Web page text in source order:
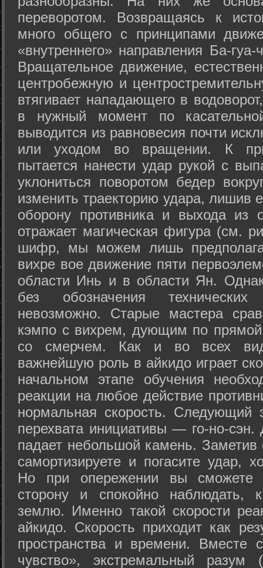
переворотом. Возвращаясь к
много общего с принципами
«внутреннего» направления Ба-
Вращательное движение,
центробежную и
втягивает нападающего в
в нужный момент по
выводится из равновесия почти
или уходом во вращении. К
пытается нанести удар рукой с
уклониться поворотом бедер
изменить траекторию удара, лишив
оборону противника и выхода из
отражает магическая фигура (см.
шифр, мы можем лишь
вихре вое движение пяти
области Инь и в области Ян.
без обозначения
невозможно. Старые мастера
кэмпо с вихрем, дующим по
со смерчем. Как и во всех
важнейшую роль в айкидо играет
начальном этапе обучения
реакции на любое действие
нормальная скорость.
перехвата инициативы — го-но-
падает небольшой камень.
самортизируете и погасите удар,
Но при опережении вы сможете
сторону и спокойно наблюдать,
землю. Именно такой скорости
айкидо. Скорость приходит как
пространства и времени. Вместе
чувство», экстремальный разум